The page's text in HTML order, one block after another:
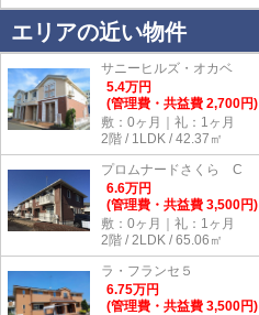
エリアの近い物件
サニーヒルズ・オカベ
5.4万円
(管理費・共益費 2,700円)
敷：0ヶ月｜礼：1ヶ月
2階 / 1LDK / 42.37㎡
プロムナードさくら C
6.6万円
(管理費・共益費 3,500円)
敷：0ヶ月｜礼：1ヶ月
2階 / 2LDK / 65.06㎡
ラ・フランセ５
6.75万円
(管理費・共益費 3,500円)